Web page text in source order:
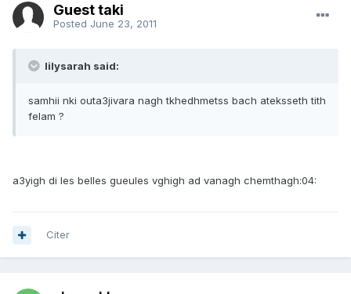
Guest taki
Posted June 23, 2011
lilysarah said:
samhii nki outa3jivara nagh tkhedhmetss bach ateksseth tith
felam ?
a3yigh di les belles gueules vghigh ad vanagh chemthagh:04:
Citer